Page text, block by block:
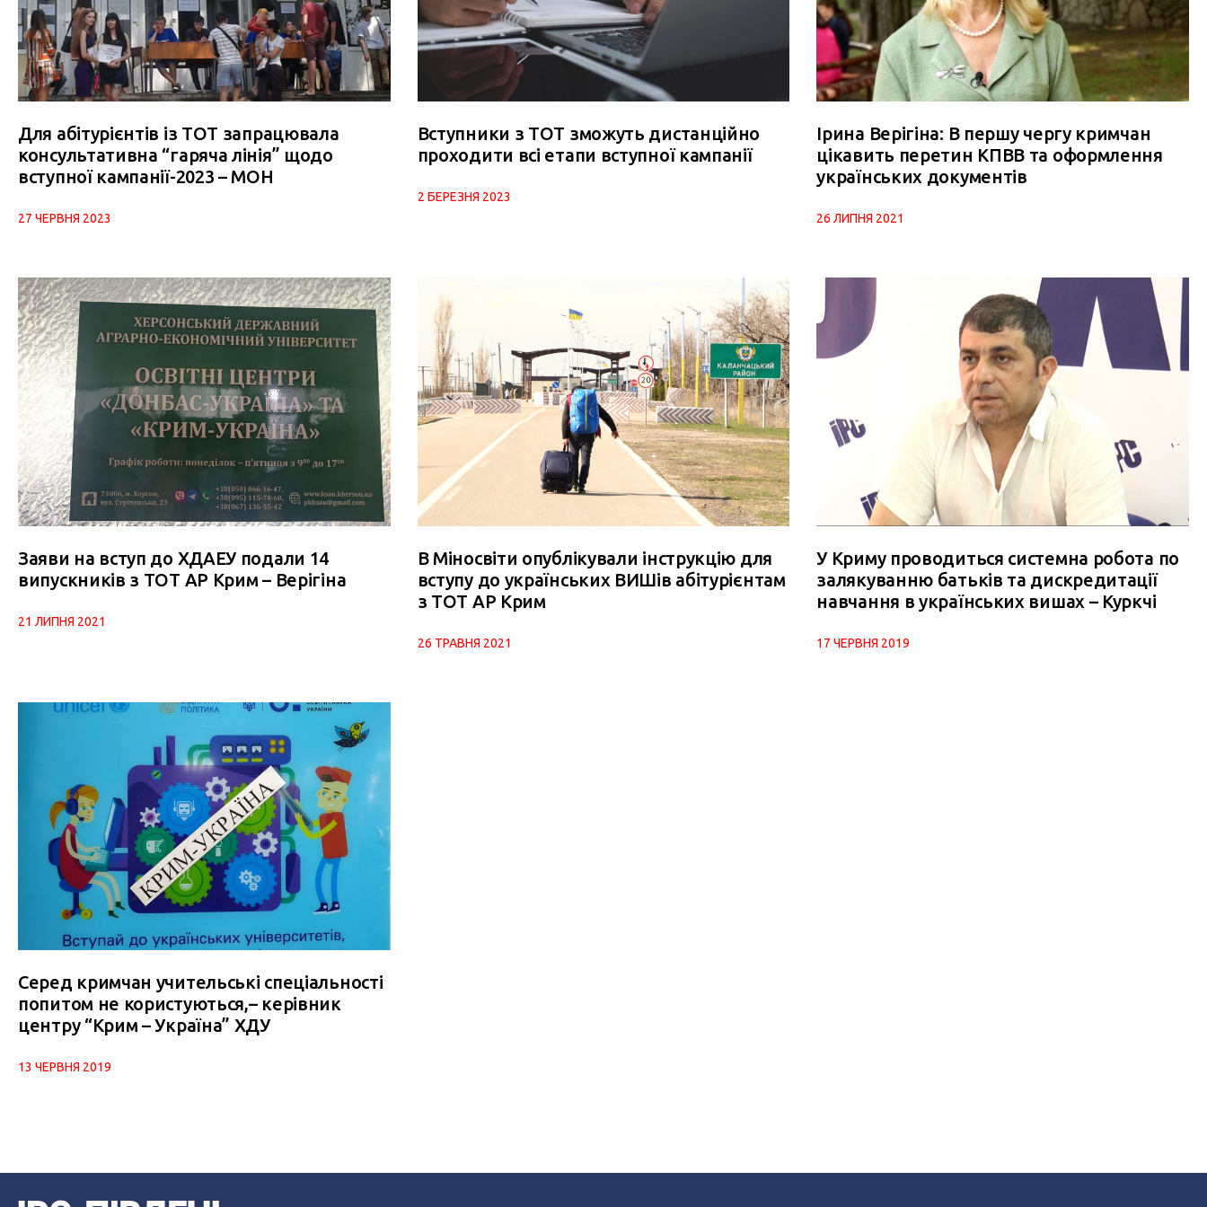
Для абітурієнтів із ТОТ запрацювала
консультативна “гаряча лінія” щодо
вступної кампанії-2023 – МОН
27 ЧЕРВНЯ 2023
Вступники з ТОТ зможуть дистанційно
проходити всі етапи вступної кампанії
2 БЕРЕЗНЯ 2023
Ірина Верігіна: В першу чергу кримчан
цікавить перетин КПВВ та оформлення
українських документів
26 ЛИПНЯ 2021
Заяви на вступ до ХДАЕУ подали 14
випускників з ТОТ АР Крим – Верігіна
21 ЛИПНЯ 2021
В Міносвіти опублікували інструкцію для
вступу до українських ВИШів абітурієнтам
з ТОТ АР Крим
26 ТРАВНЯ 2021
У Криму проводиться системна робота по
залякуванню батьків та дискредитації
навчання в українських вишах – Куркчі
17 ЧЕРВНЯ 2019
Серед кримчан учительські спеціальності
попитом не користуються,– керівник
центру “Крим – Україна” ХДУ
13 ЧЕРВНЯ 2019